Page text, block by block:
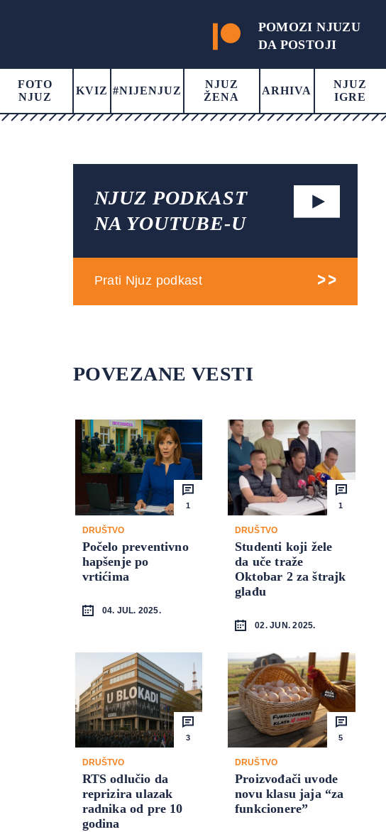
POMOZI NJUZU
DA POSTOJI
FOTO
NJUZ
KVIZ #NIJENJUZ
NJUZ
ŽENA
ARHIVA
NJUZ
IGRE
NJUZ PODKAST
NA YOUTUBE-U
Prati Njuz podkast
POVEZANE VESTI
1
DRUŠTVO
Počelo preventivno
hapšenje po
vrtićima
04. JUL. 2025.
1
DRUŠTVO
Studenti koji žele
da uče traže
Oktobar 2 za štrajk
glađu
02. JUN. 2025.
3
DRUŠTVO
RTS odlučio da
reprizira ulazak
radnika od pre 10
godina
5
DRUŠTVO
Proizvođači uvode
novu klasu jaja “za
funkcionere”